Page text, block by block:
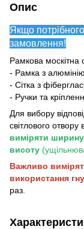
Опис
Якщо
замовлення!
Рамкова москітна
- Рамка з
- Сітка з
- Ручки та
Для вибору
світлового отвору
виміряти ширину
висоту
Важливо
використання
раз.